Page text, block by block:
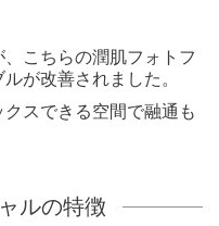
こちらの潤肌フォトフ
が改善されました。
スできる空間で融通も
ルの特徴